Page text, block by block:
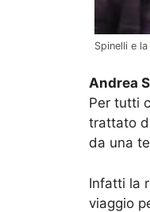
Spinelli e
Andrea
Per tutti
trattato
da una
Infatti la
viaggio